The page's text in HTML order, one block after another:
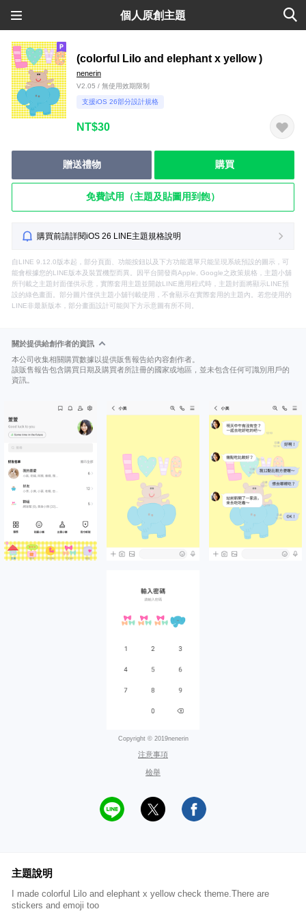
個人原創主題
(colorful Lilo and elephant x yellow )
nenerin
V2.05 / 無使用效期限制
支援iOS 26部分設計規格
NT$30
贈送禮物 購買
免費試用（主題及貼圖用到飽）
購買前請詳閱iOS 26 LINE主題規格說明
自LINE 9.12.0版本起，部分頁面、功能按鈕以及下方功能選單只能呈現系統預設的圖示，可
能會根據您的LINE版本及裝置機型而異。因平台開發商Apple, Google之政策規格，主題小舖
所刊載之主題封面僅供示意，實際套用主題並開啟LINE應用程式時，主題封面將顯示LINE預
設的綠色畫面。部分圖片僅供主題小舖刊載使用，不會顯示在實際套用的主題內。若您使用的
LINE非最新版本，部分畫面設計可能與下方示意圖有所不同。
關於提供給創作者的資訊
本公司收集相關購買數據以提供販售報告給內容創作者。
該販售報告包含購買日期及購買者所註冊的國家或地區，並未包含任何可識別用戶的
資訊。
Copyright © 2019nenerin
注意事項
檢舉
主題說明
I made colorful Lilo and elephant x yellow check theme.There are
stickers and emoji too